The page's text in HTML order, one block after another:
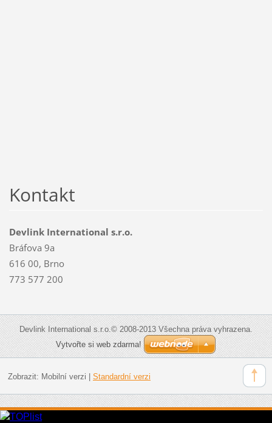
Kontakt
Devlink International s.r.o.
Bráfova 9a
616 00, Brno
773 577 200
Devlink International s.r.o.© 2008-2013 Všechna práva vyhrazena.
Vytvořte si web zdarma!
Zobrazit: Mobilní verzi | Standardní verzi